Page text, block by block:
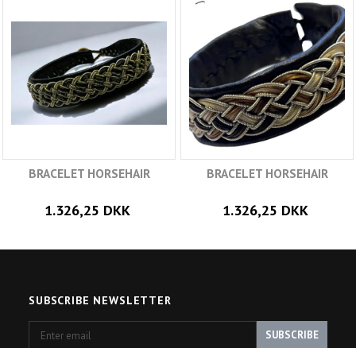
BRACELET HORSEHAIR
1.326,25 DKK
BRACELET HORSEHAIR
1.326,25 DKK
SUBSCRIBE NEWSLETTER
email
SUBSCRIBE